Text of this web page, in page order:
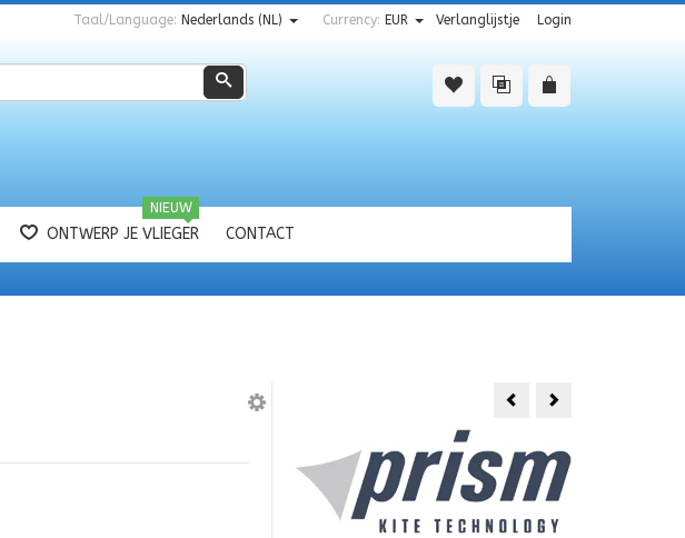
Verlanglijstje Login
Currency: EUR
Taal/Language: Nederlands (NL)
Zoeken
ONTWERP JE VLIEGER
NIEUW
CONTACT
2
m
Prism